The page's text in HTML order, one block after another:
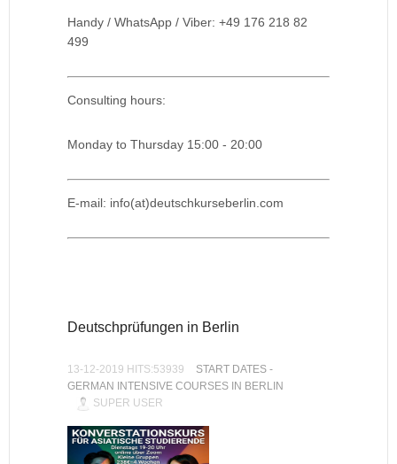
Handy / WhatsApp / Viber: +49 176 218 82
499
Consulting hours:
Monday to Thursday 15:00 - 20:00
E-mail: info(at)deutschkurseberlin.com
Deutschprüfungen in Berlin
13-12-2019 HITS:53939
START DATES -
GERMAN INTENSIVE COURSES IN BERLIN
SUPER USER